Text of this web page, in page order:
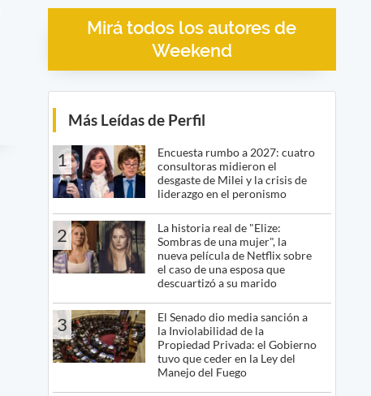
Mirá todos los autores de
Weekend
Más Leídas de Perfil
1
Encuesta rumbo a 2027: cuatro
consultoras midieron el
desgaste de Milei y la crisis de
liderazgo en el peronismo
2
La historia real de "Elize:
Sombras de una mujer", la
nueva película de Netflix sobre
el caso de una esposa que
descuartizó a su marido
3
El Senado dio media sanción a
la Inviolabilidad de la
Propiedad Privada: el Gobierno
tuvo que ceder en la Ley del
Manejo del Fuego